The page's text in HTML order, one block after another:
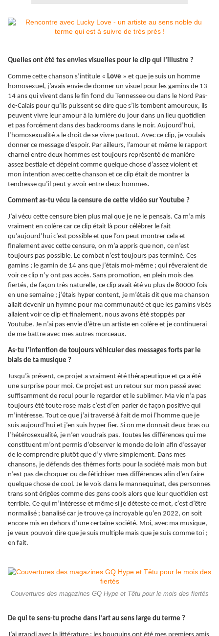
Quelles ont été tes envies visuelles pour le clip qui l’illustre ?
Comme cette chanson s’intitule « Love » et que je suis un homme
homosexuel, j’avais envie de donner un visuel pour les gamins de 13-
14 ans qui vivent dans le fin fond du Tennessee ou dans le Nord Pas-
de-Calais pour qu’ils puissent se dire que s’ils tombent amoureux, ils
peuvent vivre leur amour à la lumière du jour dans un lieu quotidien
et pas forcément dans des backrooms dans le noir. Aujourd’hui,
l’homosexualité a le droit de se vivre partout. Avec ce clip, je voulais
donner ce message d’espoir. Par ailleurs, l’amour et même le rapport
charnel entre deux hommes est toujours représenté de manière
assez bestiale et dépeint comme quelque chose d’assez violent et
mon intention avec cette chanson et ce clip était de montrer la
tendresse qu’il peut y avoir entre deux hommes.
Comment as-tu vécu la censure de cette vidéo sur Youtube ?
J’ai vécu cette censure bien plus mal que je ne le pensais. Ca m’a mis
vraiment en colère car ce clip était là pour célébrer le fait
qu’aujourd’hui c’est possible et que l’on peut montrer cela et
finalement avec cette censure, on m’a appris que non, ce n’est
toujours pas possible. Le combat n’est toujours pas terminé. Ces
gamins ; le gamin de 14 ans que j’étais moi-même ; qui rêveraient de
voir ce clip n’y ont pas accès. Sans promotion, en plein mois des
fiertés, de façon très naturelle, ce clip avait été vu plus de 80000 fois
en une semaine ; j’étais hyper content, je m’étais dit que ma chanson
allait devenir un hymne pour ma communauté et que les gamins visés
allaient voir ce clip et finalement, nous avons été stoppés par
Youtube. Je n’ai pas envie d’être un artiste en colère et je continuerai
de me battre avec mes autres morceaux.
As-tu l’intention de toujours véhiculer des messages forts par le
biais de ta musique ?
Jusqu’à présent, ce projet a vraiment été thérapeutique et ça a été
une surprise pour moi. Ce projet est un retour sur mon passé avec
suffisamment de recul pour le regarder et le sublimer. Ma vie n’a pas
toujours été toute rose mais c’est d’en parler de façon positive qui
m’intéresse. Tout ce que j’ai traversé à fait de moi l’homme que je
suis aujourd’hui et j’en suis hyper fier. Si on me donnait deux bras ou
l’hétérosexualité, je n’en voudrais pas. Toutes les différences qui me
constituent m’ont permis d’observer le monde de loin afin d’essayer
de le comprendre plutôt que d’y vivre simplement. Dans mes
chansons, je défends des thèmes forts pour la société mais mon but
n’est pas de choquer ou de fétichiser mes différences afin d’en faire
quelque chose de cool. Je le vois dans le mannequinat, des personnes
trans sont érigées comme des gens cools alors que leur quotidien est
terrible. Ce qui m’intéresse et même si je déteste ce mot, c’est d’être
normalisé ; banalisé car je trouve ça incroyable qu’en 2022, on soit
encore mis en dehors d’une certaine société. Moi, avec ma musique,
je veux pouvoir dire que je suis multiple mais que je suis comme toi ;
en fait.
Couvertures des magazines GQ Hype et Têtu pour le mois des fiertés
De qui te sens-tu proche dans l’art au sens large du terme ?